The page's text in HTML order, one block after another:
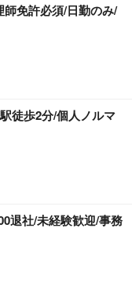
師免許必須/日勤のみ/
徒歩2分/個人ノルマ
退社/未経験歓迎/事務